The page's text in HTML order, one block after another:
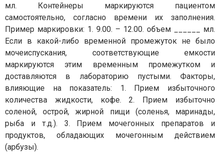
мл. Контейнеры маркируются пациентом
самостоятельно, согласно времени их заполнения.
Пример маркировки: 1. 9.00. – 12.00. объем ______ мл.
Если в какой-либо временной промежуток не было
мочеиспускания, соответствующие емкости
маркируются этим временным промежутком и
доставляются в лабораторию пустыми. Факторы,
влияющие на показатель: 1. Прием избыточного
количества жидкости, кофе. 2. Прием избыточно
соленой, острой, жирной пищи (соленья, маринады,
рыба и т.д.). 3. Прием мочегонных препаратов и
продуктов, обладающих мочегонным действием
(арбузы).